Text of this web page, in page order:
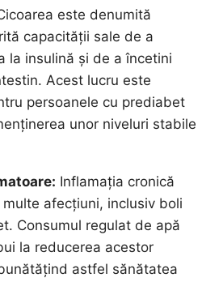
este denumită
capacității sale de a
la insulină și de a încetini
Acest lucru este
persoanele cu prediabet
unor niveluri stabile
Inflamația cronică
afecțiuni, inclusiv boli
Consumul regulat de apă
la reducerea acestor
astfel sănătatea